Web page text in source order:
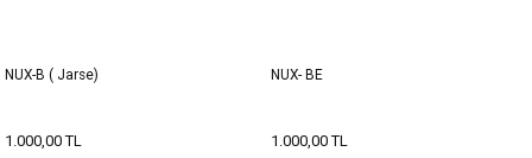
NUX-B ( Jarse)
1.000,00 TL
NUX- BE
1.000,00 TL